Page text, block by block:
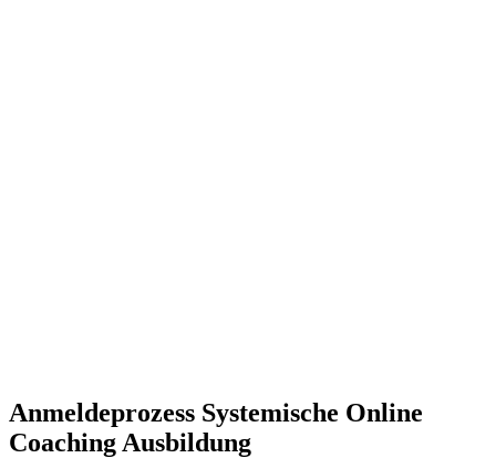
Anmeldeprozess Systemische Online
Coaching Ausbildung